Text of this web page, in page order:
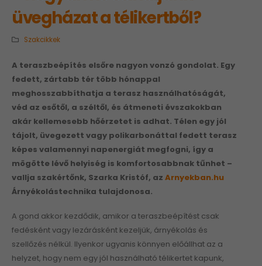
üvegházat a télikertből?
Szakcikkek
A teraszbeépítés elsőre nagyon vonzó gondolat. Egy
fedett, zártabb tér több hónappal
meghosszabbíthatja a terasz használhatóságát,
véd az esőtől, a széltől, és átmeneti évszakokban
akár kellemesebb hőérzetet is adhat. Télen egy jól
tájolt, üvegezett vagy polikarbonáttal fedett terasz
képes valamennyi napenergiát megfogni, így a
mögötte lévő helyiség is komfortosabbnak tűnhet –
vallja szakértőnk, Szarka Kristóf, az Arnyekban.hu
Árnyékolástechnika tulajdonosa.
A gond akkor kezdődik, amikor a teraszbeépítést csak
fedésként vagy lezárásként kezeljük, árnyékolás és
szellőzés nélkül. Ilyenkor ugyanis könnyen előállhat az a
helyzet, hogy nem egy jól használható télikertet kapunk,